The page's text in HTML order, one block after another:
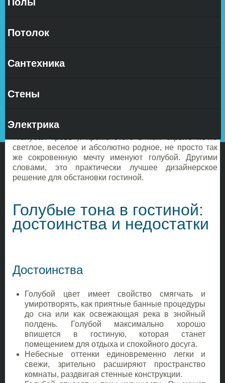
Потолок
Сантехника
Стены
Электрика
о свежести, невесомости и стерильности. Данный тон
изыскан (недаром существует стойкое выражение
светлое, веселое и абсолютно родное, не просто так
же сокровенную мечту именуют голубой. Другими
словами, это практически лучшее дизайнерское
решение для обстановки гостиной.
Голубые тона в гостиной:
достоинства и недостатки
Достоинства
Голубой цвет имеет свойство смягчать и
умиротворять, как приятные банные процедуры
до сна или как освежающая река в знойный
полдень. Голубой максимально хорошо
впишется в гостиную, которая станет
помещением для отдыха и спокойного досуга.
Небесные оттенки единовременно легки и
свежи, зрительно расширяют пространство
комнаты, раздвигая стенные конструкции.